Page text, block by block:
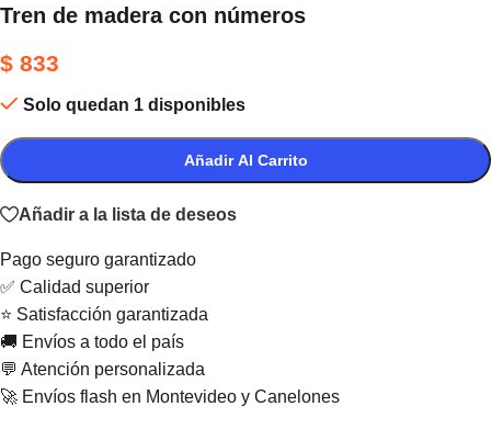
Tren de madera con números
$ 833
Solo quedan 1 disponibles
Añadir Al Carrito
Añadir a la lista de deseos
Pago seguro garantizado
✅ Calidad superior
⭐ Satisfacción garantizada
🚚 Envíos a todo el país
💬 Atención personalizada
🚀 Envíos flash en Montevideo y Canelones